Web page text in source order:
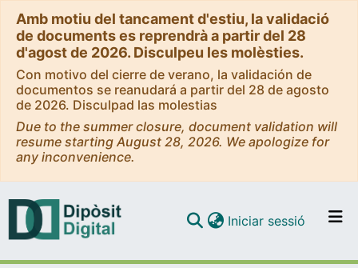
Amb motiu del tancament d'estiu, la validació
de documents es reprendrà a partir del 28
d'agost de 2026. Disculpeu les molèsties.
Con motivo del cierre de verano, la validación de
documentos se reanudará a partir del 28 de agosto
de 2026. Disculpad las molestias
Due to the summer closure, document validation will
resume starting August 28, 2026. We apologize for
any inconvenience.
Iniciar sessió (current)